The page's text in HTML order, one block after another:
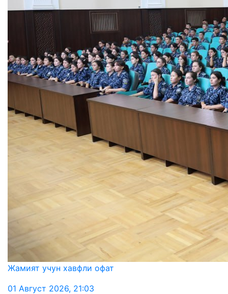
Жамият учун хавфли офат
01 Август 2026, 21:03